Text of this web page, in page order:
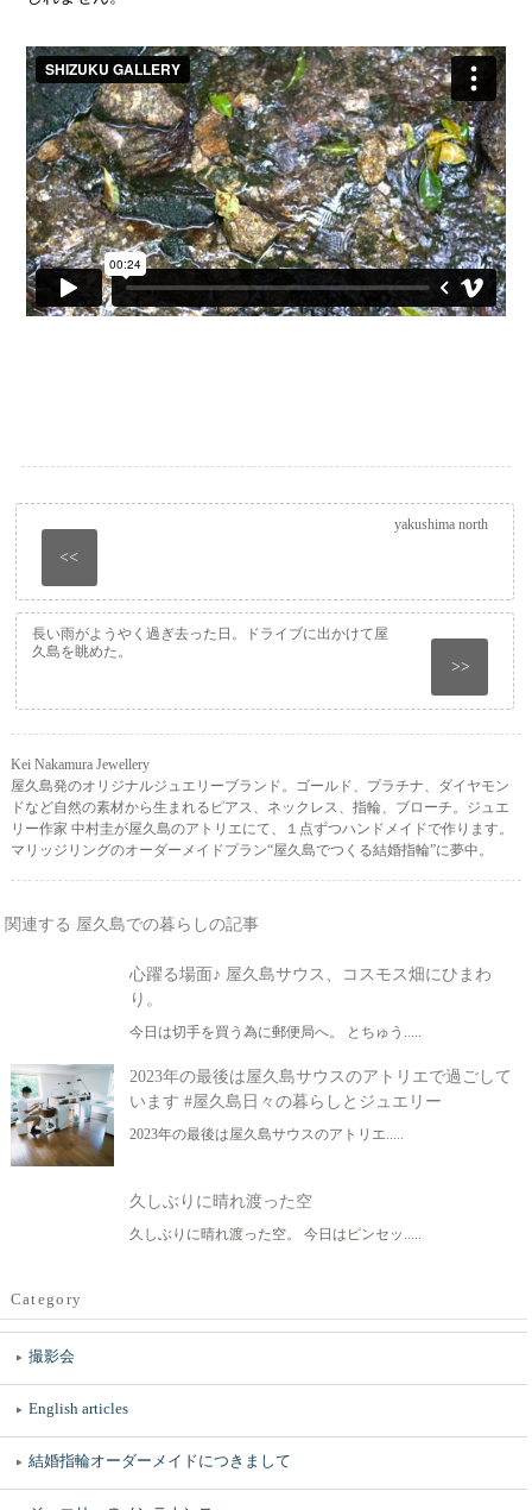
<<
yakushima north
>>
長い雨がようやく過ぎ去った日。ドライブに出かけて屋
久島を眺めた。
Kei Nakamura Jewellery
屋久島発のオリジナルジュエリーブランド。ゴールド、プラチナ、ダイヤモン
ドなど自然の素材から生まれるピアス、ネックレス、指輪、ブローチ。ジュエ
リー作家 中村圭が屋久島のアトリエにて、１点ずつハンドメイドで作ります。
マリッジリングのオーダーメイドプラン“屋久島でつくる結婚指輪”に夢中。
関連する 屋久島での暮らしの記事
心躍る場面♪ 屋久島サウス、コスモス畑にひまわ
り。
今日は切手を買う為に郵便局へ。 とちゅう.....
2023年の最後は屋久島サウスのアトリエで過ごして
います #屋久島日々の暮らしとジュエリー
2023年の最後は屋久島サウスのアトリエ.....
久しぶりに晴れ渡った空
久しぶりに晴れ渡った空。 今日はピンセッ.....
Category
撮影会
English articles
結婚指輪オーダーメイドにつきまして